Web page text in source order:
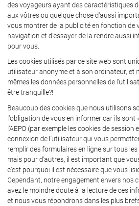
des voyageurs ayant des caractéristiques
aux vôtres ou quelque chose d'aussi
vous montrer de la publicité en fonction de
navigation et d'essayer de la rendre aussi
pour vous.
Les cookies utilisés par ce site web sont
utilisateur anonyme et à son ordinateur, et
mêmes les données personnelles de
être tranquille?!
Beaucoup des cookies que nous utilisons
l'obligation de vous en informer car ils sont
l'AEPD (par exemple les cookies de session
connexion de l'utilisateur qui vous
remplir des formulaires en ligne sur tous
mais pour d'autres, il est important que
c'est pourquoi il est nécessaire que vous
Cependant, notre engagement envers nos
avez le moindre doute à la lecture de ces
et nous vous répondrons dans les plus